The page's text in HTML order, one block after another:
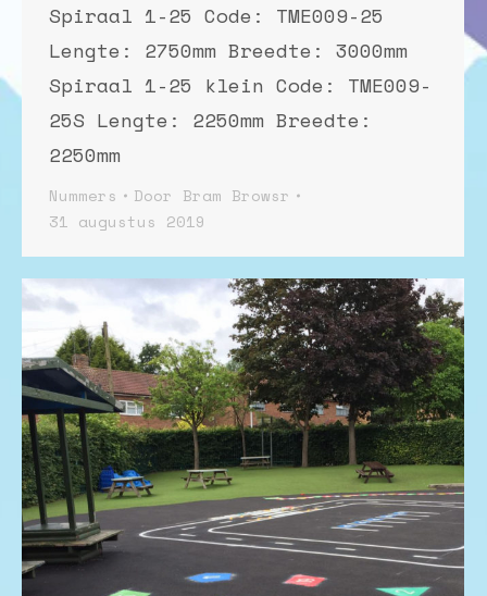
Spiraal 1-25 Code: TME009-25
Lengte: 2750mm Breedte: 3000mm
Spiraal 1-25 klein Code: TME009-
25S Lengte: 2250mm Breedte:
2250mm
Nummers Door Bram Browsr
31 augustus 2019